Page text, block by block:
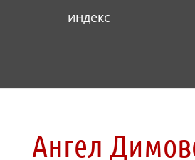
индекс
Ангел